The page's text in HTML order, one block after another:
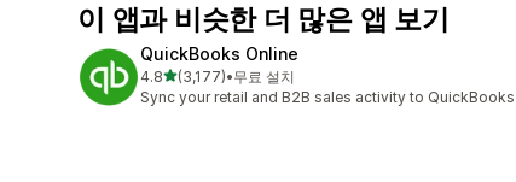
이 앱과 비슷한 더 많은 앱 보기
QuickBooks Online
4.8별 5개 중
(3,177)
총 리뷰 3177개
•무료 설치
Sync your retail and B2B sales activity to QuickBooks